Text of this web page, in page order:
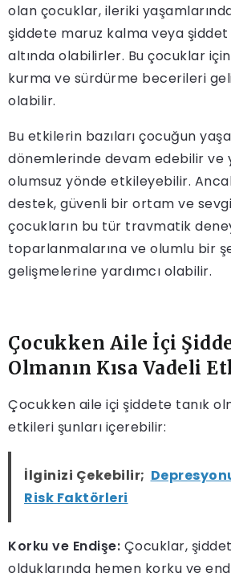
olan çocuklar, ileriki
şiddete maruz kalma veya
altında olabilirler. Bu çocuklar için
kurma ve sürdürme becerileri
olabilir.
Bu etkilerin bazıları çocuğun
dönemlerinde devam edebilir ve
olumsuz yönde etkileyebilir.
destek, güvenli bir ortam ve
çocukların bu tür travmatik
toparlanmalarına ve olumlu bir
gelişmelerine yardımcı olabilir.
Çocukken Aile İçi
Olmanın Kısa Vadeli
Çocukken aile içi şiddete tanık
etkileri şunları içerebilir:
İlginizi Çekebilir;
Risk Faktörleri
Korku ve Endişe: Çocuklar,
olduklarında hemen korku ve